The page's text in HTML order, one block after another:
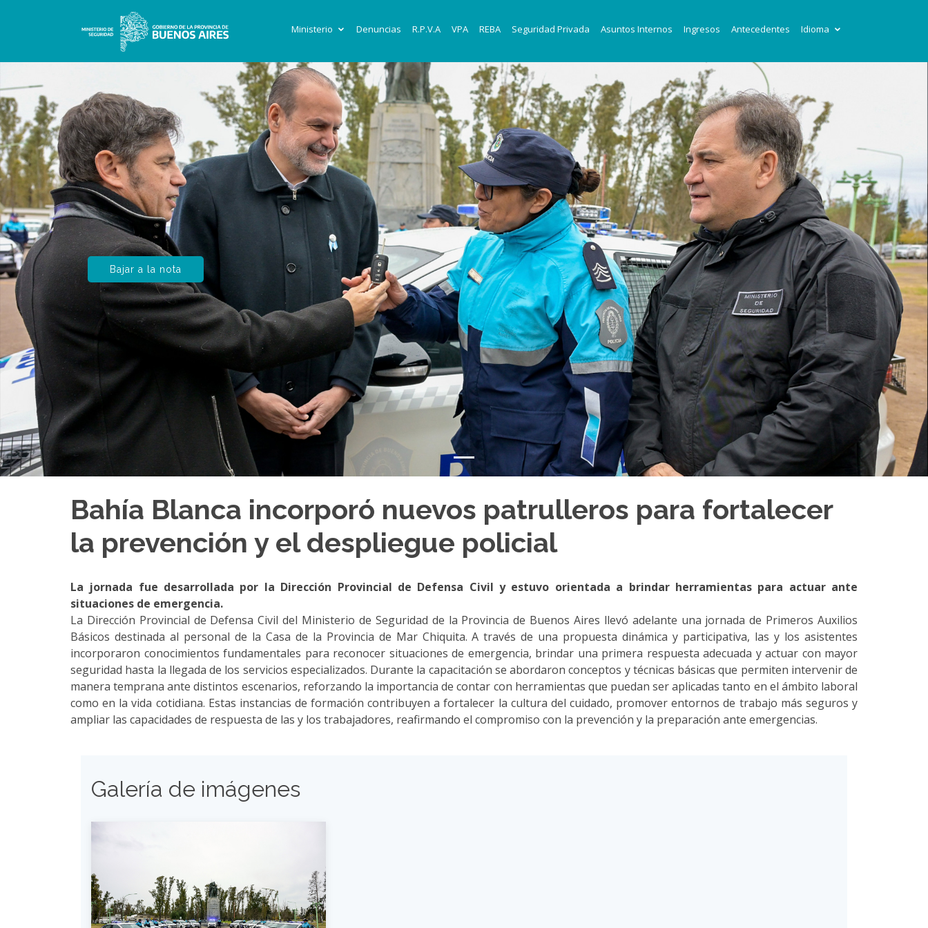
Ministerio Denuncias R.P.V.A VPA REBA Seguridad Privada Asuntos Internos Ingresos Antecedentes Idioma
Bajar a la nota
Bahía Blanca incorporó nuevos patrulleros para fortalecer
la prevención y el despliegue policial
La jornada fue desarrollada por la Dirección Provincial de Defensa Civil y estuvo orientada a brindar herramientas para actuar ante
situaciones de emergencia.
La Dirección Provincial de Defensa Civil del Ministerio de Seguridad de la Provincia de Buenos Aires llevó adelante una jornada de Primeros Auxilios
Básicos destinada al personal de la Casa de la Provincia de Mar Chiquita. A través de una propuesta dinámica y participativa, las y los asistentes
incorporaron conocimientos fundamentales para reconocer situaciones de emergencia, brindar una primera respuesta adecuada y actuar con mayor
seguridad hasta la llegada de los servicios especializados. Durante la capacitación se abordaron conceptos y técnicas básicas que permiten intervenir de
manera temprana ante distintos escenarios, reforzando la importancia de contar con herramientas que puedan ser aplicadas tanto en el ámbito laboral
como en la vida cotidiana. Estas instancias de formación contribuyen a fortalecer la cultura del cuidado, promover entornos de trabajo más seguros y
ampliar las capacidades de respuesta de las y los trabajadores, reafirmando el compromiso con la prevención y la preparación ante emergencias.​
Galería de imágenes